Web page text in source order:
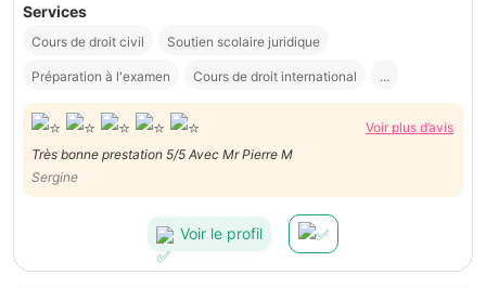
Services
Cours de droit civil Soutien scolaire juridique
Préparation à l'examen Cours de droit international ...
Voir plus d’avis
Très bonne prestation 5/5 Avec Mr Pierre M
Sergine
Voir le profil